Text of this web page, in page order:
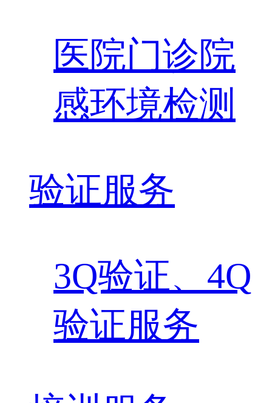
医院门诊院
感环境检测
验证服务
3Q验证、4Q
验证服务